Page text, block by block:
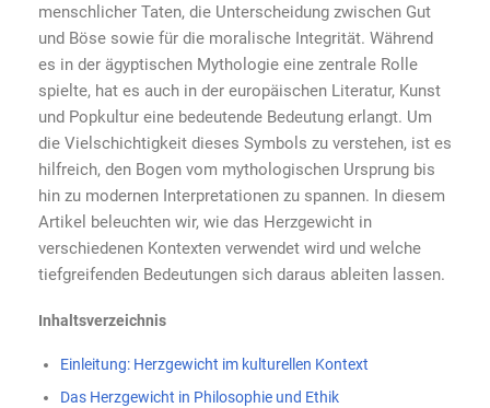
menschlicher Taten, die Unterscheidung zwischen Gut
und Böse sowie für die moralische Integrität. Während
es in der ägyptischen Mythologie eine zentrale Rolle
spielte, hat es auch in der europäischen Literatur, Kunst
und Popkultur eine bedeutende Bedeutung erlangt. Um
die Vielschichtigkeit dieses Symbols zu verstehen, ist es
hilfreich, den Bogen vom mythologischen Ursprung bis
hin zu modernen Interpretationen zu spannen. In diesem
Artikel beleuchten wir, wie das Herzgewicht in
verschiedenen Kontexten verwendet wird und welche
tiefgreifenden Bedeutungen sich daraus ableiten lassen.
Inhaltsverzeichnis
Einleitung: Herzgewicht im kulturellen Kontext
Das Herzgewicht in Philosophie und Ethik